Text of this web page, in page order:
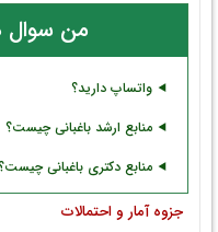
من سوال
واتساپ دارید؟
منابع ارشد باغبانی چیست؟
منابع دکتری باغبانی
جزوه آمار و احتمالات